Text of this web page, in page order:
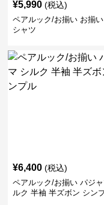
¥5,990 (税込)
ペアルック/お揃い お揃
シャツ
¥6,400 (税込)
ペアルック/お揃い パジ
ルク 半袖 半ズボン シン